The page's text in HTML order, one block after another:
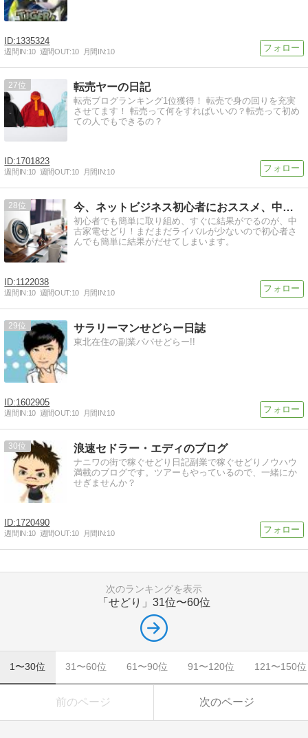
1335324
週間IN:10 週間OUT:10 月間IN:10
27 転売ヤーの日記
転売ブログランキング1位獲得！ 転売で身の回りを充実
させてます！ 転売って何をすればいいの？転売って初め
ての人でもできるの？
1701823
週間IN:10 週間OUT:10 月間IN:10
28 今、ネットビジネス初心者におススメ、中古家電せどりが熱い！
初心者でも簡単に取り組め、すぐに結果がでるのが、中
古家電せどり！まだまだライバルが少ないので初心者さ
んでも簡単に結果がだせてしまいます。
1122038
週間IN:10 週間OUT:10 月間IN:10
29 サラリーマンせどらー日誌
東北在住の副業パパせどらー!!
1602905
週間IN:10 週間OUT:10 月間IN:10
30 浪速セドラー・エディのブログ
ナニワの街で稼ぐせどり日記副業で稼ぐせどりノウハウ
満載のブログです。ツアーもやっているので、一緒にか
せぎませんか？
1720490
週間IN:10 週間OUT:10 月間IN:10
次のランキングを表示
「せどり」 31位〜60位
1〜30位 31〜60位 61〜90位 91〜120位 121〜150位
前のページ 次のページ